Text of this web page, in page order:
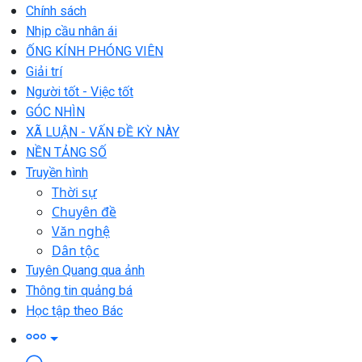
Chính sách
Nhịp cầu nhân ái
ỐNG KÍNH PHÓNG VIÊN
Giải trí
Người tốt - Việc tốt
GÓC NHÌN
XÃ LUẬN - VẤN ĐỀ KỲ NÀY
NỀN TẢNG SỐ
Truyền hình
Thời sự
Chuyên đề
Văn nghệ
Dân tộc
Tuyên Quang qua ảnh
Thông tin quảng bá
Học tập theo Bác